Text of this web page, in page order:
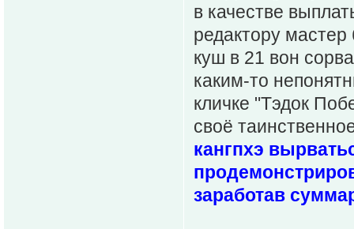
в качестве
редактору
куш в 21 вон
каким-то
кличке "Тэдок
своё
кангпхэ
заработав